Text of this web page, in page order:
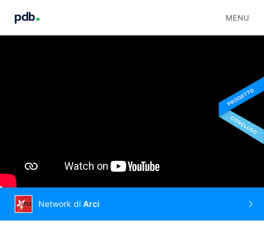
MENU
Network di Arci